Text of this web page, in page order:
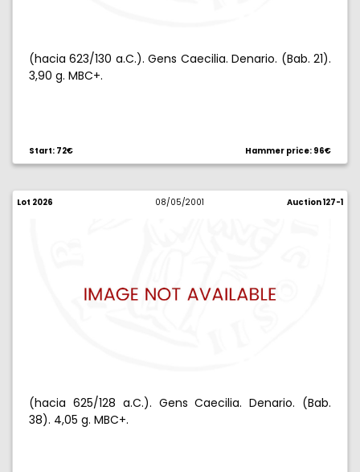
(hacia 623/130 a.C.). Gens Caecilia. Denario. (Bab. 21).
3,90 g. MBC+.
Start: 72€ Hammer price: 96€
Lot 2026 08/05/2001 Auction 127-1
(hacia 625/128 a.C.). Gens Caecilia. Denario. (Bab.
38). 4,05 g. MBC+.